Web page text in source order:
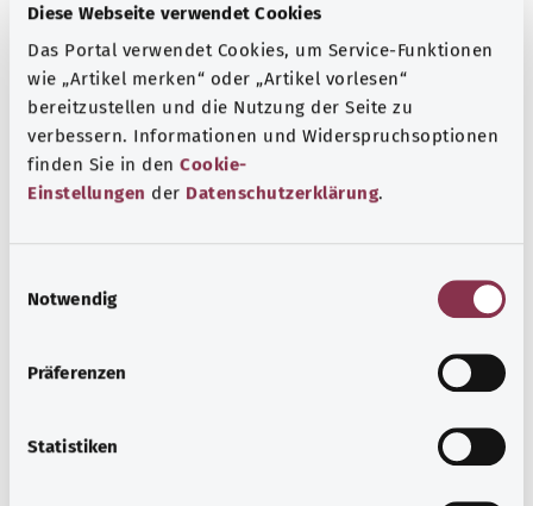
Diese Webseite verwendet Cookies
Das Portal verwendet Cookies, um Service-Funktionen
wie „Artikel merken“ oder „Artikel vorlesen“
bereitzustellen und die Nutzung der Seite zu
verbessern. Informationen und Widerspruchsoptionen
finden Sie in den Cookie-
Einstellungen der Datenschutzerklärung.
Notwendig
Präferenzen
Statistiken
артериальное давление. Если в организме слишком
много или слишком мало воды, может измениться
содержание минеральных веществ в крови. Тогда
могут возникнуть, например, тошнота, мышечная
слабость или нарушения сердечного ритма.
В зависимости от того, какой именно препарат вызвал
Указание